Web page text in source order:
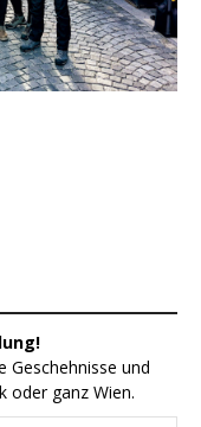
Geschehnisse und
oder ganz Wien.